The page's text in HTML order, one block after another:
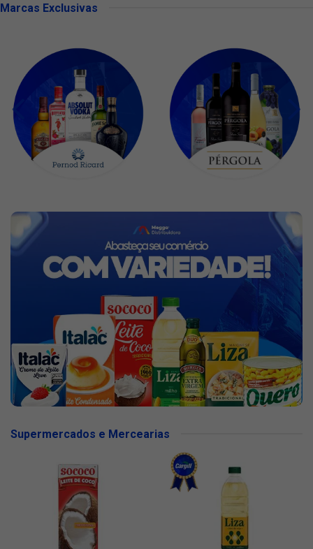
Marcas Exclusivas
Supermercados e Mercearias